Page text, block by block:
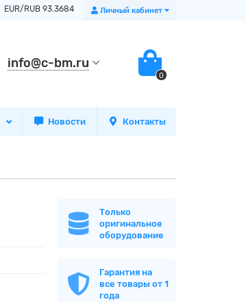
Личный кабинет
EUR/RUB 93.3684
info@c-bm.ru
0
Новости Контакты
Только
оригинальное
оборудование
Гарантия на
все товары от 1
года